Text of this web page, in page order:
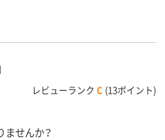
レビューランク C (13ポイント)
せんか？